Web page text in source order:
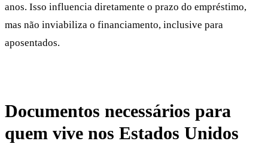
anos. Isso influencia diretamente o prazo do empréstimo,
mas não inviabiliza o financiamento, inclusive para
aposentados.
Documentos necessários para
quem vive nos Estados Unidos